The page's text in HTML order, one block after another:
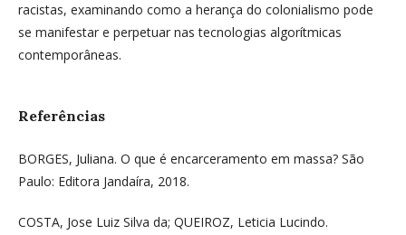
racistas, examinando como a herança do colonialismo pode
se manifestar e perpetuar nas tecnologias algorítmicas
contemporâneas.
Referências
BORGES, Juliana. O que é encarceramento em massa? São
Paulo: Editora Jandaíra, 2018.
COSTA, Jose Luiz Silva da; QUEIROZ, Leticia Lucindo.